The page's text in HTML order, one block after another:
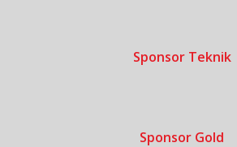
Sponsor Teknik
Sponsor Gold